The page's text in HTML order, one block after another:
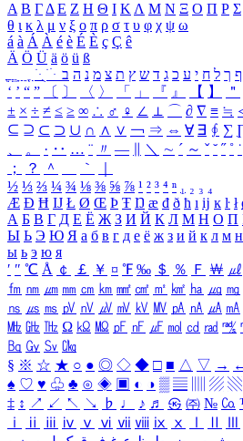
Α Β ΓΔ Ε Ζ Η Θ Ι ΚΛ Μ Ν Ξ Ο Π Ρ Σ
θ ι κ λ μ ν ξ ο π ρ σ τ υ φ χ ψ ω
á à Á À é è É È ç Ç ê
Ä Ö Ü ä ö ü ß
ִֶֹ ֻּ ׁׂ ף ך ל ח י ע כ ג ד ש ץ ת צ מ נ ה ב
‘ ’ “ ” 〔 〕 〈 〉 「 」 『 』 【 】 ＂
± × ÷ ≠ ≤ ≥ ∞ ∴ ♂ ♀ ∠ ⊥ ⌒ ∂ ∇ ≡ ≒
⊆ ⊇ ⊂ ⊃ ∪ ∩ ∧ ∨ ￢ ⇒ ⇔ ∀ ∃ ∮ ∑
、
。 · ‥ … ¨ 〃 ― ＼ ∼ ´ ～ ˇ ˘ ˝ ˚ ˙
；
？ ＾ ｀
½ ⅓ ⅔ ¼ ¾ ⅛ ⅜ ⅝ ⅞ ¹ ² ³ ⁴ ⁿ ₁ ₂ ₃ ₄
Æ Ð Ħ Ĳ Ł Ø Œ Þ Ŧ Ŋ æ đ ð ħ ı ĳ ĸ ŀ ł
А Б В Г Д Е Ё Ж З И Й К Л М Н О П
Ы Ь Э Ю Я а б в г д е ё ж з и й к л м н
ы ь э ю я
′ ″ ℃ Å ￠ ￡ ￥ ¤ ℉ ‰ ＄ ％ Ｆ ￦ ㎕
㎙ ㎚ ㎛ ㎜ ㎝ ㎞ ㎟ ㎠ ㎡ ㎢ ㏊ ㎍ ㎎
㎱ ㎲ ㎳ ㎴ ㎵ ㎶ ㎷ ㎸ ㎹ ㎀ ㎁ ㎂ ㎃
㎒ ㎓ ㎔ Ω ㏀ ㏁ ㎊ ㎋ ㎌ ㏖ ㏅ ㎭ ㎮
㏃ ㏉ ㏜ ㏆
§ ※ ☆ ★ ○ ● ◎ ◇ ◆ □ ■ △ ▽ →
♠ ♡ ♥ ♧ ♣ ⊙ ◈ ▣ ◐ ◑ ▒ ▤ ▨ ▧
‡ ↕ ↗ ↙ ↖ ↘ ♭ ♩ ♪ ♬ ㉿ ㈜ № ㏇
ⅰ
ⅱ ⅲ ⅳ ⅴ ⅵ ⅶ ⅷ ⅸ ⅹ